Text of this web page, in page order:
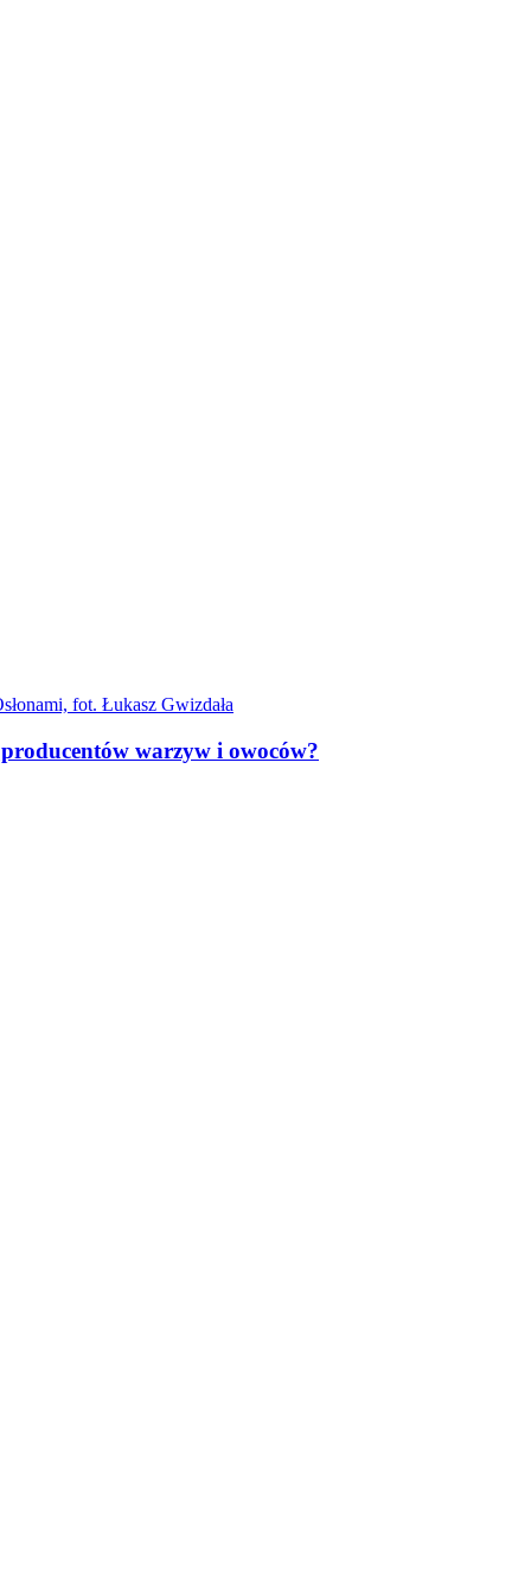
warzyw i owoców?